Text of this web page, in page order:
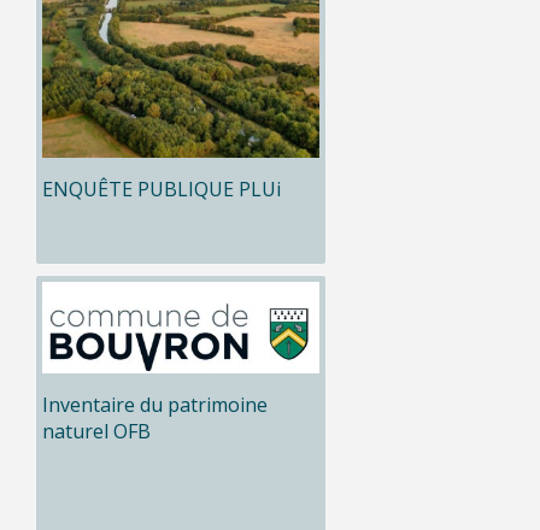
ENQUÊTE PUBLIQUE PLUi
Inventaire du patrimoine
naturel OFB